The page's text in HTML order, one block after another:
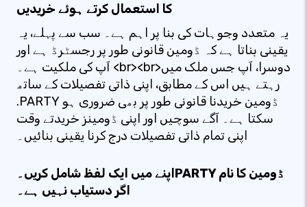
کا استعمال کرتے ہوئے خریدیں
یہ متعدد وجوہات کی بنا پر اہم ہے۔ سب سے پہلے، یہ
یقینی بناتا ہے کہ ڈومین قانونی طور پر رجسٹرڈ ہے اور
آپ کی ملکیت ہے۔ <br><br>دوسرا، آپ جس ملک میں
رہتے ہیں اس کے مطابق، اپنی ذاتی تفصیلات کے ساتھ
.PARTY ڈومین خریدنا قانونی طور پر بھی ضروری ہو
سکتا ہے۔ آگے سوچیں اور اپنی ڈومینز خریدتے وقت
اپنی تمام ذاتی تفصیلات درج کرنا یقینی بنائیں۔
اپنے میں ایک لفظ شامل کریں۔PARTY ڈومین کا نام
اگر دستیاب نہیں ہے۔